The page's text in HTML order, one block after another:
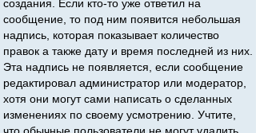
создания. Если кто-то уже ответил на
сообщение, то под ним появится небольшая
надпись, которая показывает количество
правок а также дату и время последней из них.
Эта надпись не появляется, если сообщение
редактировал администратор или модератор,
хотя они могут сами написать о сделанных
изменениях по своему усмотрению. Учтите,